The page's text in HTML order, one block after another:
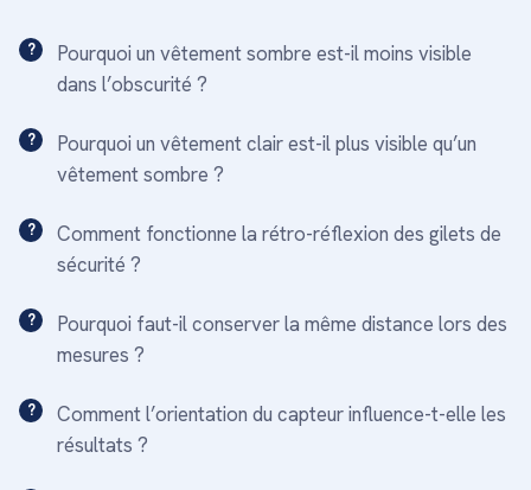
Pourquoi un vêtement sombre est-il moins visible
dans l’obscurité ?
Pourquoi un vêtement clair est-il plus visible qu’un
vêtement sombre ?
Comment fonctionne la rétro-réflexion des gilets de
sécurité ?
Pourquoi faut-il conserver la même distance lors des
mesures ?
Comment l’orientation du capteur influence-t-elle les
résultats ?